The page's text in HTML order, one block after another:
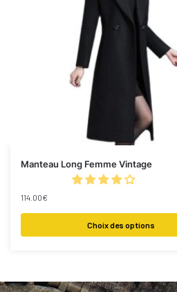
Manteau Long Femme Vintage
114.00€
Choix des options